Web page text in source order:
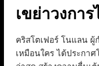
เขย่าวงกา
คริสโตเฟอร์ โนแลน ผู้
เหมือนใคร ได้ประกาศ